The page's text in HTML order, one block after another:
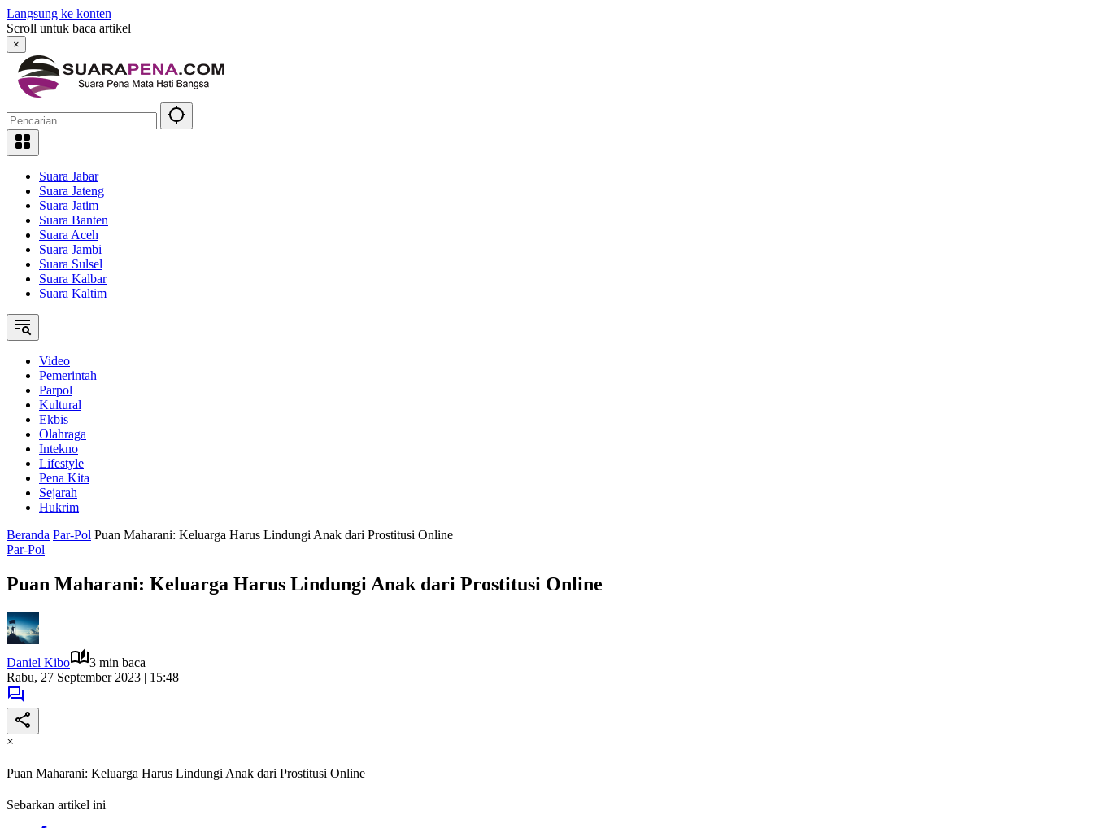
Langsung ke konten
Scroll untuk baca artikel
×
Suara Jabar
Suara Jateng
Suara Jatim
Suara Banten
Suara Aceh
Suara Jambi
Suara Sulsel
Suara Kalbar
Suara Kaltim
Video
Pemerintah
Parpol
Kultural
Ekbis
Olahraga
Intekno
Lifestyle
Pena Kita
Sejarah
Hukrim
Beranda Par-Pol Puan Maharani: Keluarga Harus Lindungi Anak dari Prostitusi Online
Par-Pol
Puan Maharani: Keluarga Harus Lindungi Anak dari Prostitusi Online
Daniel Kibo
3 min baca
Rabu, 27 September 2023 | 15:48
×
Puan Maharani: Keluarga Harus Lindungi Anak dari Prostitusi Online
Sebarkan artikel ini